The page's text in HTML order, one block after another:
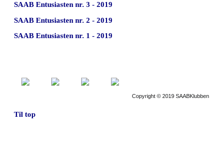
SAAB Entusiasten nr. 3 - 2019
SAAB Entusiasten nr. 2 - 2019
SAAB Entusiasten nr. 1 - 2019
Copyright © 2019 SAABKlubben
Til top